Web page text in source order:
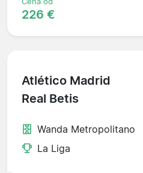
226 €
Atlético Madrid
Real Betis
Wanda Metropolitano
La Liga